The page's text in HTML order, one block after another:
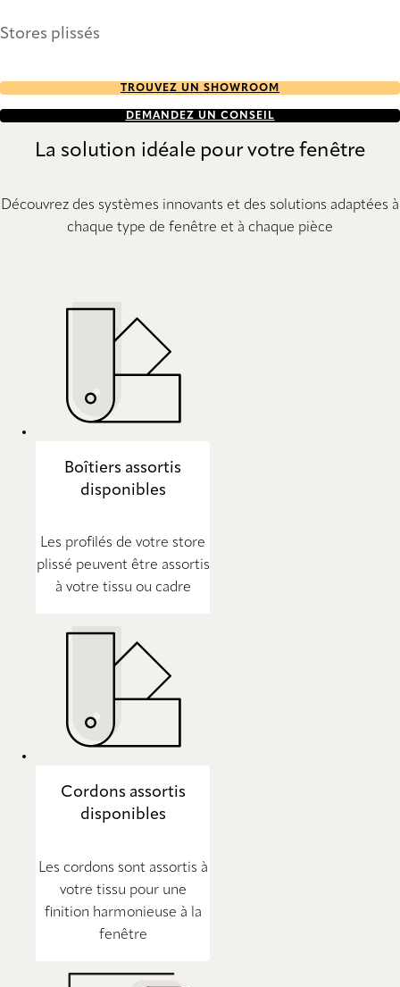
Stores plissés
TROUVEZ UN SHOWROOM
DEMANDEZ UN CONSEIL
La solution idéale pour votre fenêtre
Découvrez des systèmes innovants et des solutions adaptées à
chaque type de fenêtre et à chaque pièce
Boîtiers assortis
disponibles
Les profilés de votre store
plissé peuvent être assortis
à votre tissu ou cadre
Cordons assortis
disponibles
Les cordons sont assortis à
votre tissu pour une
finition harmonieuse à la
fenêtre